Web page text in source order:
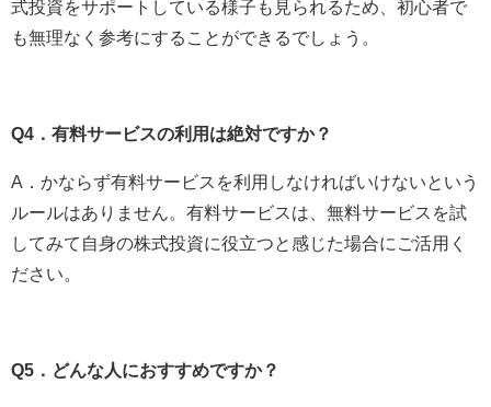
式投資をサポートしている様子も見られるため、初心者で
も無理なく参考にすることができるでしょう。
Q4．有料サービスの利用は絶対ですか？
A．かならず有料サービスを利用しなければいけないという
ルールはありません。有料サービスは、無料サービスを試
してみて自身の株式投資に役立つと感じた場合にご活用く
ださい。
Q5．どんな人におすすめですか？